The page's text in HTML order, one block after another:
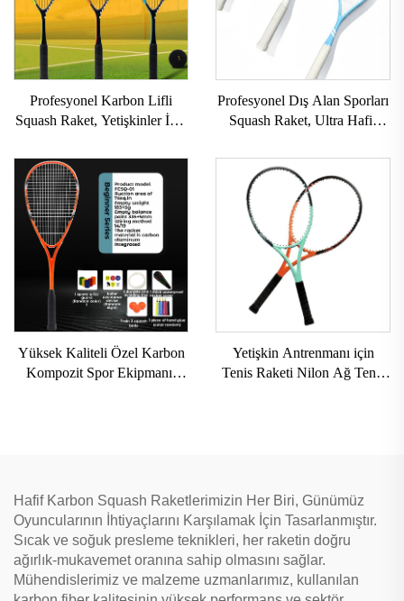
Profesyonel Karbon Lifli
Squash Raket, Yetişkinler İçin
Antrenman İçin
Profesyonel Dış Alan Sporları
Squash Raket, Ultra Hafif
Yüksek Kaliteli Özel Karbon
Kompozit Spor Ekipmanı,
Yetişkin Antrenmanı için
Tenis Raketi Nilon Ağ Tenis
Hafif Karbon Squash Raketlerimizin Her Biri, Günümüz
Oyuncularının İhtiyaçlarını Karşılamak İçin Tasarlanmıştır.
Sıcak ve soğuk presleme teknikleri, her raketin doğru
ağırlık-mukavemet oranına sahip olmasını sağlar.
Mühendislerimiz ve malzeme uzmanlarımız, kullanılan